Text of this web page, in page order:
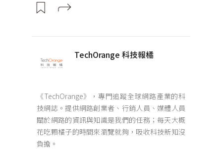
TechOrange 科技報橘
《TechOrange》，專門追蹤全球網路產業的科
技網誌。提供網路創業者、行銷人員、媒體人員
關於網路的資訊與知識是我們的任務；每天大概
花吃顆橘子的時間來瀏覽就夠，吸收科技新知沒
負擔。